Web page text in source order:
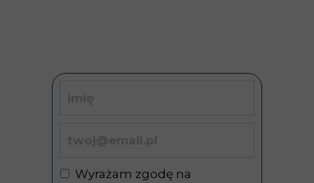
Wyrażam zgodę na